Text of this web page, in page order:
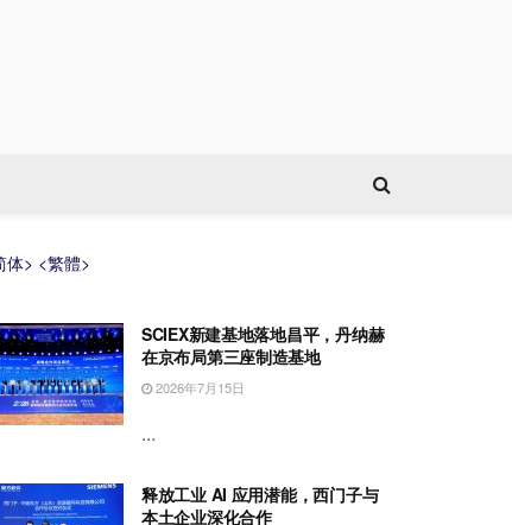
体> <繁體>
SCIEX新建基地落地昌平，丹纳赫
在京布局第三座制造基地
2026年7月15日
...
释放工业 AI 应用潜能，西门子与
本土企业深化合作